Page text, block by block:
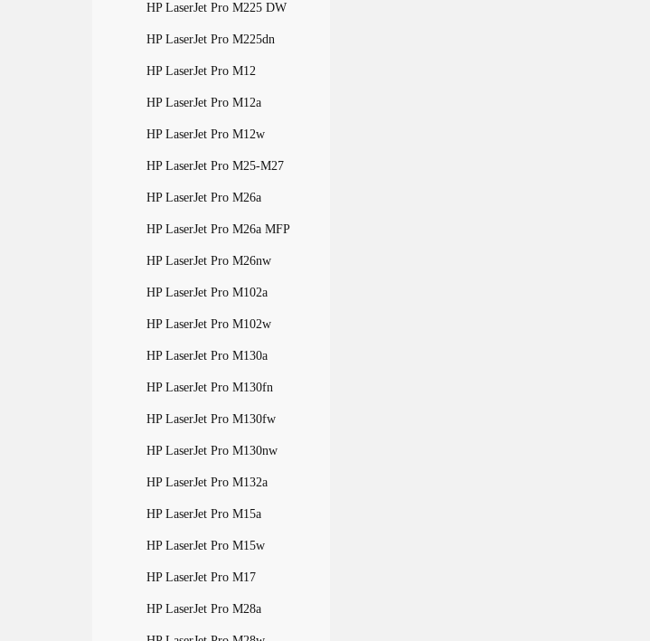
HP LaserJet Pro M225 DW
HP LaserJet Pro M225dn
HP LaserJet Pro M12
HP LaserJet Pro M12a
HP LaserJet Pro M12w
HP LaserJet Pro M25-M27
HP LaserJet Pro M26a
HP LaserJet Pro M26a MFP
HP LaserJet Pro M26nw
HP LaserJet Pro M102a
HP LaserJet Pro M102w
HP LaserJet Pro M130a
HP LaserJet Pro M130fn
HP LaserJet Pro M130fw
HP LaserJet Pro M130nw
HP LaserJet Pro M132a
HP LaserJet Pro M15a
HP LaserJet Pro M15w
HP LaserJet Pro M17
HP LaserJet Pro M28a